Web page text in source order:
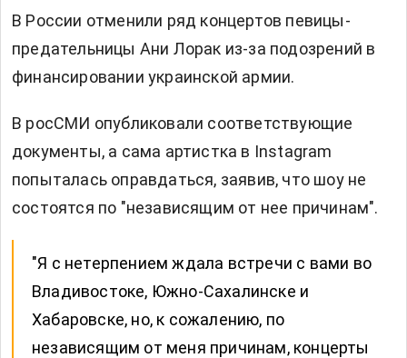
В России отменили ряд концертов певицы-
предательницы Ани Лорак из-за подозрений в
финансировании украинской армии.
В росСМИ опубликовали соответствующие
документы, а сама артистка в Instagram
попыталась оправдаться, заявив, что шоу не
состоятся по "независящим от нее причинам".
"Я с нетерпением ждала встречи с вами во
Владивостоке, Южно-Сахалинске и
Хабаровске, но, к сожалению, по
независящим от меня причинам, концерты